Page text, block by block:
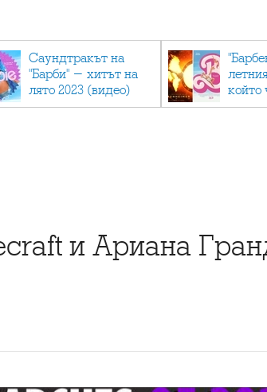
Саундтракът на
"Барби" - хитът на
лято 2023 (видео)
който
и Ариана